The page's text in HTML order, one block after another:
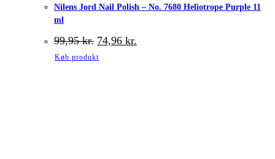
Nilens Jord Nail Polish – No. 7680 Heliotrope Purple 11
ml
99,95kr. Den
oprindelige
pris
74,96 kr.
aktuelle
Køb produkt